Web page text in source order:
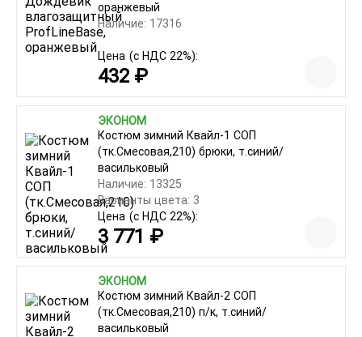
оранжевый
Наличие: 17316
Цена (с НДС 22%):
432 ₽
ЭКОНОМ
Костюм зимний Квайл-1 СОП
(тк.Смесовая,210) брюки, т.синий/
васильковый
Наличие: 13325
Варианты цвета: 3
Цена (с НДС 22%):
3 771 ₽
ЭКОНОМ
Костюм зимний Квайл-2 СОП
(тк.Смесовая,210) п/к, т.синий/
васильковый